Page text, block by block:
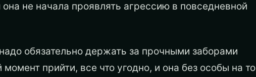
не начала проявлять агрессию в повседневной
обязательно держать за прочными заборами
прийти, все что угодно, и она без особы на то